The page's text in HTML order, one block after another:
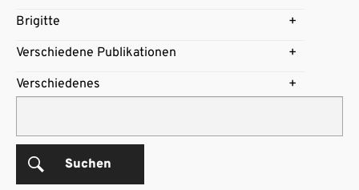
Brigitte
Verschiedene Publikationen
Verschiedenes
Suchen